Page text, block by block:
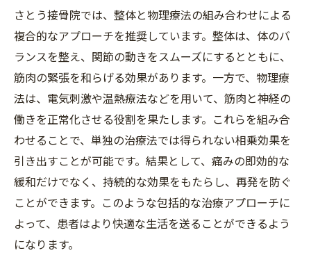
患者のニーズに応えるための努力
地域社会への貢献と施術の質
長期的な健康管理のための施術
地域の健康を支えるための取り組み
有痛性外脛骨障害に悩む方へさとう接骨院の施
術の全貌
施術の流れを詳しく解説
安心して施術を受けるための環境作り
施術の科学的根拠とその説得力
施術経験豊富なスタッフの紹介
さとう接骨院では、整体と物理療法の組み合わせによる
複合的なアプローチを推奨しています。整体は、体のバ
ランスを整え、関節の動きをスムーズにするとともに、
筋肉の緊張を和らげる効果があります。一方で、物理療
法は、電気刺激や温熱療法などを用いて、筋肉と神経の
働きを正常化させる役割を果たします。これらを組み合
わせることで、単独の治療法では得られない相乗効果を
引き出すことが可能です。結果として、痛みの即効的な
緩和だけでなく、持続的な効果をもたらし、再発を防ぐ
ことができます。このような包括的な治療アプローチに
よって、患者はより快適な生活を送ることができるよう
になります。